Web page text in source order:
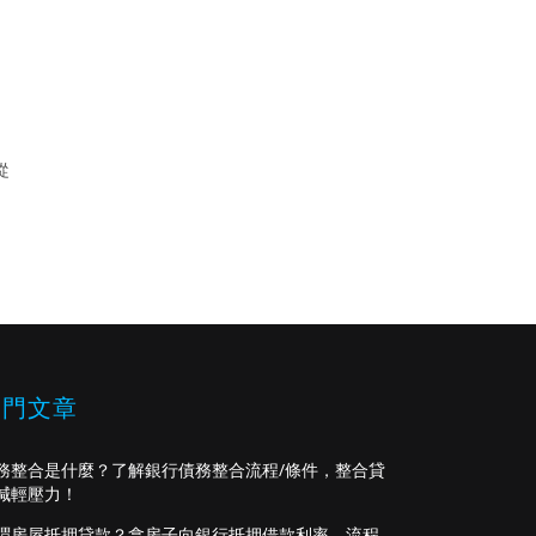
文章
整合是什麼？了解銀行債務整合流程/條件，整合貸
輕壓力！